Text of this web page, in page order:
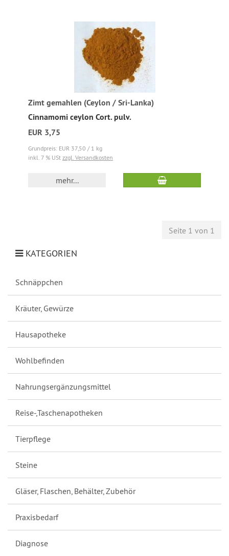
Zimt gemahlen (Ceylon / Sri-Lanka)
Cinnamomi ceylon Cort. pulv.
EUR 3,75
Grundpreis: EUR 37,50 / 1 kg
inkl. 7 % USt zzgl. Versandkosten
mehr...
Seite 1 von 1
KATEGORIEN
Schnäppchen
Kräuter, Gewürze
Hausapotheke
Wohlbefinden
Nahrungsergänzungsmittel
Reise-,Taschenapotheken
Tierpflege
Steine
Gläser, Flaschen, Behälter, Zubehör
Praxisbedarf
Diagnose